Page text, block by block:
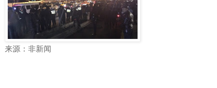
来源：非新闻